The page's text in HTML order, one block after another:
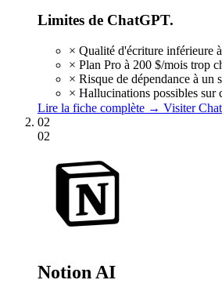
Limites de ChatGPT.
× Qualité d'écriture inférieure
× Plan Pro à 200 $/mois trop
× Risque de dépendance à un
× Hallucinations possibles sur
Lire la fiche complète → Visiter
02
02
Notion AI